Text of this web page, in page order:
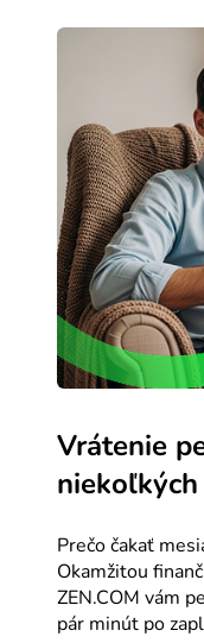
Vrátenie
Prečo čakať
Okamžitou
ZEN.COM vám
pár minút po